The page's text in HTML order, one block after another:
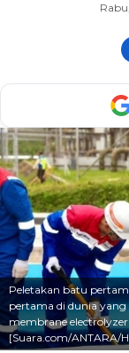
Peletakan batu
pertama di dunia
membrane
[Suara.com/ANTARA/